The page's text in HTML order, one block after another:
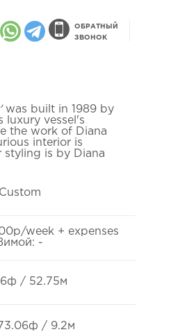
ОБРАТНЫЙ
ЗВОНОК
was built in 1989 by
luxury vessel's
the work of Diana
interior is
styling is by Diana
Custom
week + expenses
-
/ 52.75м
/ 9.2м